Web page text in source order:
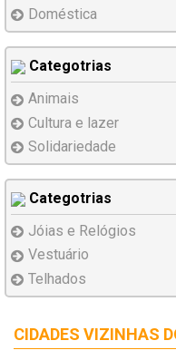
Doméstica
Categotrias
Animais
Cultura e lazer
Solidariedade
Categotrias
Jóias e Relógios
Vestuário
Telhados
CIDADES VIZINHAS